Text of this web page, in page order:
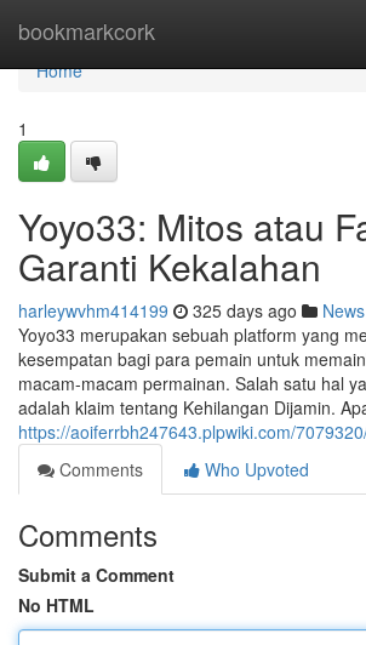
bookmarkcork
Home
Home
1
Yoyo33: Mitos atau
Garanti Kekalahan
harleywvhm414199 325 days ago News
Yoyo33 merupakan sebuah platform yang
kesempatan bagi para pemain untuk
macam-macam permainan. Salah satu hal
adalah klaim tentang Kehilangan Dijamin.
https://aoiferrbh247643.plpwiki.com/
Comments
Who Upvoted
Comments
Submit a Comment
No HTML